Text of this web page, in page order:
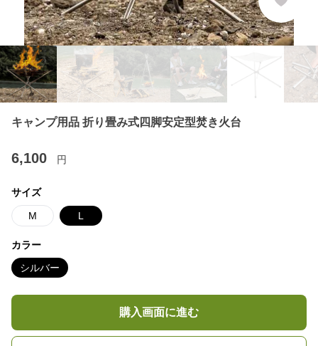
キャンプ用品 折り畳み式四脚安定型焚き火台
6,100 円
サイズ
M L
カラー
シルバー
購入画面に進む